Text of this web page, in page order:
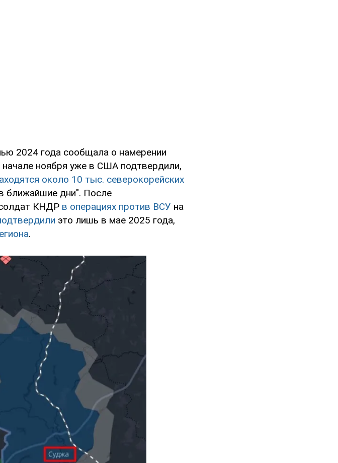
2024 года сообщала о намерении
ноября уже в США подтвердили,
около 10 тыс. северокорейских
ближайшие дни". После
КНДР в операциях против ВСУ на
это лишь в мае 2025 года,
.